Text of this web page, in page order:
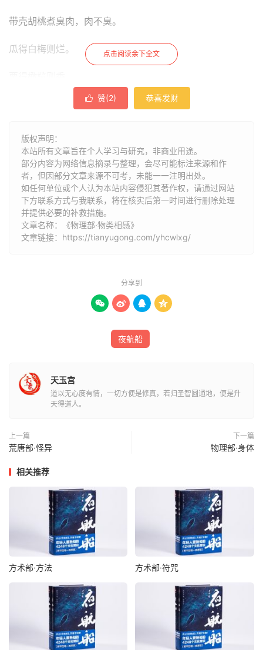
带壳胡桃煮臭肉，肉不臭。
瓜得白梅则烂。
猪脂炒榧，皮自脱。
芽茶得盐，不苦而甜。
井水蟹黄沙淋而清。
石灰可藏铁器。
草索可祛青蝇。
烰炭可断蚁道。
狗粪之中米，鸽食则死。
粉蝵畏椒。
蜈蚣畏油。
松毛可杀米虫。
马食鸡粪，则生骨眼。
苍蝇叮蚕，生肚虫。
三月三日收荠菜花茎置灯檠上，则飞蛾蚊虫不投。
五月五日收虾蟆，能治疟，又治儿疳。
香油沫龟眼，则入水不沉。
唾沫蝶翅，则当空高飞，乳香久留，能生舍利。
点击阅读余下全文
 赞(2) 恭喜发财
版权声明：
本站所有文章旨在个人学习与研究，非商业用途。
部分内容为网络信息摘录与整理，会尽可能标注来源和作
者，但因部分文章来源不可考，未能一一注明出处。
如任何单位或个人认为本站内容侵犯其著作权，请通过网站
下方联系方式与我联系​​，将在核实后第一时间进行删除处理
并提供必要的补救措施。
文章名称：《物理部·物类相感》
文章链接： https://tianyugong.com/yhcwlxg/
分享到
   
夜航船
天玉宫
道以无心度有情，一切方便是修真，若归圣智圆通地，便是升
天得道人。
上一篇
荒唐部·怪异
下一篇
物理部·身体
相关推荐
方术部·方法 方术部·符咒